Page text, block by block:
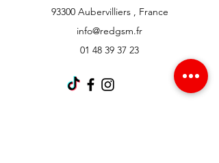
93300 Aubervilliers , France
info@redgsm.fr
01 48 39 37 23